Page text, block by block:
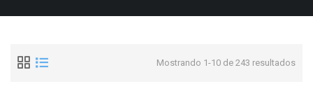
Mostrando 1-10 de 243 resultados